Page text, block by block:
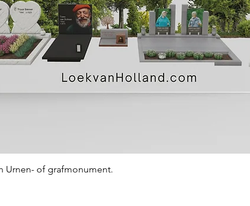
Snel overzicht
Urnen- of grafmonument.